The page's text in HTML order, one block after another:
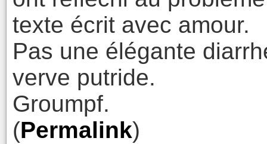
texte écrit avec amour.
Pas une élégante
verve putride.
Groumpf.
(Permalink)